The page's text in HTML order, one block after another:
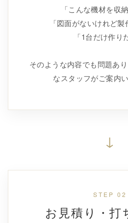
「こんな機材を収
「図面がないけれど製
「1台だけ作り
そのような内容でも問題あ
なスタッフがご案内い
↓
STEP 02
お見積り・打